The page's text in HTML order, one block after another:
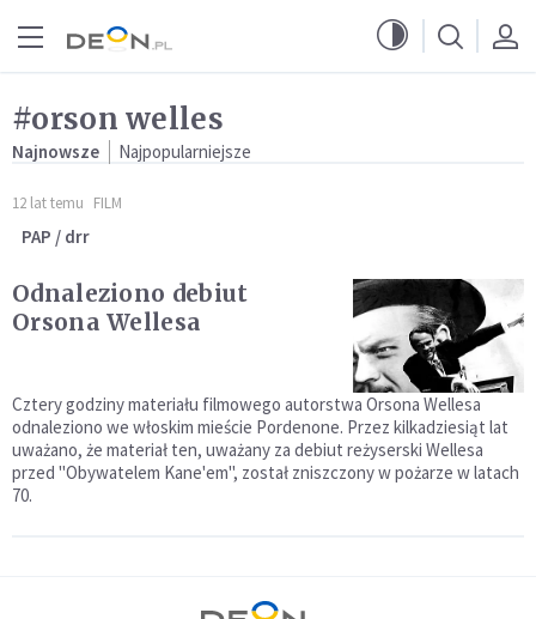
#orson welles
Najnowsze Najpopularniejsze
12 lat temu FILM
PAP / drr
Odnaleziono debiut
Orsona Wellesa
Cztery godziny materiału filmowego autorstwa Orsona Wellesa
odnaleziono we włoskim mieście Pordenone. Przez kilkadziesiąt lat
uważano, że materiał ten, uważany za debiut reżyserski Wellesa
przed "Obywatelem Kane'em", został zniszczony w pożarze w latach
70.